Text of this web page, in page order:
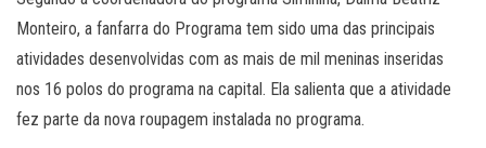
Monteiro, a fanfarra do Programa tem sido uma das principais
atividades desenvolvidas com as mais de mil meninas inseridas
nos 16 polos do programa na capital. Ela salienta que a atividade
fez parte da nova roupagem instalada no programa.